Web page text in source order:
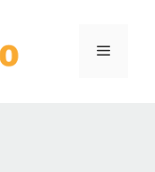
Menu